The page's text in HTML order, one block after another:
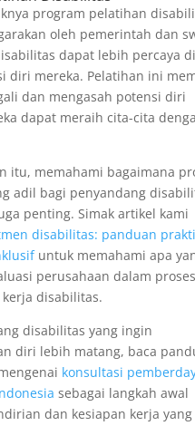
program pelatihan
oleh pemerintah dan
dapat lebih percaya
diri mereka. Pelatihan ini
dan mengasah potensi diri
dapat meraih cita-cita
itu, memahami bagaimana
adil bagi penyandang
penting. Simak artikel kami
disabilitas: panduan
untuk memahami apa
perusahaan dalam proses
disabilitas.
disabilitas yang ingin
diri lebih matang, baca
konsultasi
sebagai langkah awal
dan kesiapan kerja